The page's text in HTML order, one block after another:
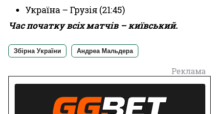
Україна – Грузія (21:45)
Час початку всіх матчів – київський.
Збірна України Андреа Мальдера
Реклама